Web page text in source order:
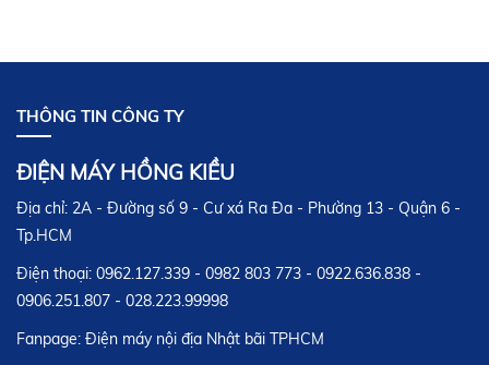
ĐỊA NHẬT ZOJIRUSHI
HƯỚNG DẪN SỬ DỤNG NỒI CƠM ĐIỆN NỘI
ĐỊA NHẬT MITSUBISHI
THÔNG TIN CÔNG TY
ĐIỆN MÁY HỒNG KIỀU
Địa chỉ: 2A - Đường số 9 - Cư xá Ra Đa - Phường 13 - Quận 6 -
Tp.HCM
Điện thoại: 0962.127.339 - 0982 803 773 - 0922.636.838 -
0906.251.807 - 028.223.99998
Fanpage: Điện máy nội địa Nhật bãi TPHCM